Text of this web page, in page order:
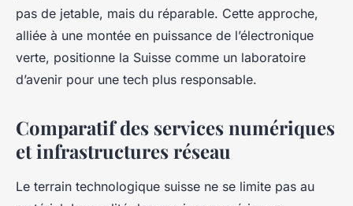
pas de jetable, mais du réparable. Cette approche,
alliée à une montée en puissance de l’électronique
verte, positionne la Suisse comme un laboratoire
d’avenir pour une tech plus responsable.
Comparatif des services numériques
et infrastructures réseau
Le terrain technologique suisse ne se limite pas au